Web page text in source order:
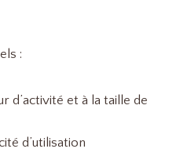
:
d’activité et à la taille de
d’utilisation